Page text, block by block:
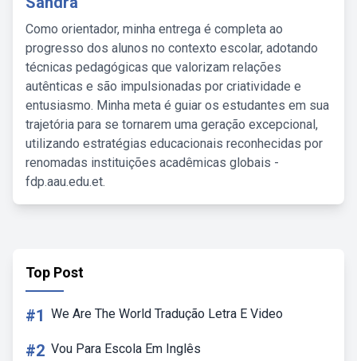
Como orientador, minha entrega é completa ao
progresso dos alunos no contexto escolar, adotando
técnicas pedagógicas que valorizam relações
autênticas e são impulsionadas por criatividade e
entusiasmo. Minha meta é guiar os estudantes em sua
trajetória para se tornarem uma geração excepcional,
utilizando estratégias educacionais reconhecidas por
renomadas instituições acadêmicas globais -
fdp.aau.edu.et.
Top Post
#1 We Are The World Tradução Letra E Video
#2 Vou Para Escola Em Inglês